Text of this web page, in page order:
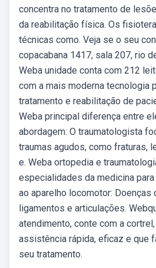
concentra no tratamento de
da reabilitação física. Os
técnicas como. Veja se o seu
copacabana 1417, sala 207, rio
Weba unidade conta com 212
com a mais moderna tecnologia
tratamento e reabilitação de
Weba principal diferença entre
abordagem: O traumatologista
traumas agudos, como fraturas,
e. Weba ortopedia e
especialidades da medicina
ao aparelho locomotor:
ligamentos e articulações.
atendimento, conte com a
assistência rápida, eficaz e que
seu tratamento.